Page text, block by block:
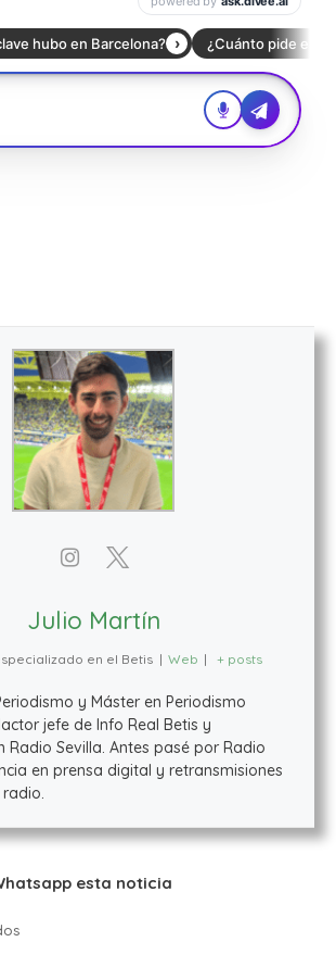
Julio Martín
en el Betis | Web | + posts
y Máster en Periodismo
jefe de Info Real Betis y
Radio Sevilla. Antes pasé por Radio
en prensa digital y retransmisiones
esta noticia